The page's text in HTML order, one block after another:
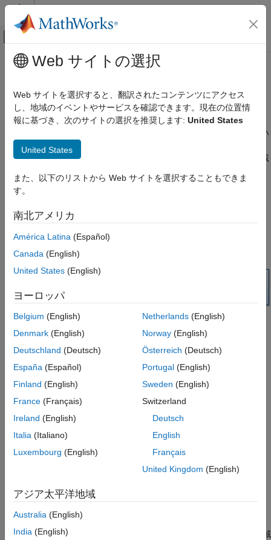
コンテンツへスキップ
オフキャンバス ナビゲーション メ
ドキュメンテーションのホーム
FPGA、ASIC、および SoC 開発
HDL Coder
カテゴリ
IP コアの生成の基礎
IP コア生成用のモデルの準備
生成された IP コアの実行と検証
の構成
ハードウェア ソフトウェア展開用の IP コア
メインコンテンツ
IP コア生成用のモデルの準備
IP コアの生成用にモデルまたは MATLAB® 関数を準備する
IP コアの生成用にモデルまたは MATLAB 関数を準備します。入
モデルまたは MATLAB 関数、および選択したハ
ードウェア プラットフォームです。出力は、スタンドアロン
FPGA の展開専用に設計された分割モデル、SoC デバイスに搭載
シン上の FPGA I/O ボードです。
ワークフローの詳細については、
アをターゲットにする方法の概要を参照してください。
トピック
Choose an Interface for an IP Core
Choose an interface to connect your IP core to the rest of your
IP Core Clock Interface
Configure clock inputs for generated IP cores.
AXI4 レジスタ インターフェイスの生成のための設計のモデル化
スカラー端子、ベクトル端子、バス データ型の AXI4 または
し方法。
グローバル リセット信号の IP コア クロック領域への同期
HDL Coder™ がグローバル リセット信号を IP コア クロック領域
Web サイトの選択
Web サイトを選択すると、翻訳されたコンテンツにアクセス
し、地域のイベントやサービスを確認できます。現在の位置情
報に基づき、次のサイトの選択を推奨します: United States
United States
また、以下のリストから Web サイトを選択することもできま
す。
南北アメリカ
América Latina (Español)
Canada (English)
United States (English)
ヨーロッパ
Belgium (English)
Denmark (English)
Deutschland (Deutsch)
España (Español)
Finland (English)
France (Français)
Ireland (English)
Italia (Italiano)
Luxembourg (English)
Netherlands(English)
Norway(English)
Österreich (Deutsch)
Portugal(English)
Sweden (English)
Switzerland
Deutsch
English
Français
United Kingdom (English)
アジア太平洋地域
Australia (English)
India (English)